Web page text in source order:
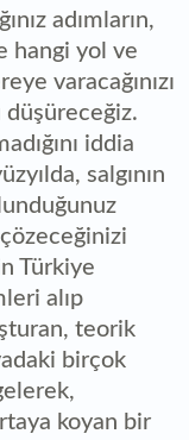
adımların,
hangi yol ve
varacağınızı
düşüreceğiz.
iddia
salgının
çözeceğinizi
Türkiye
alıp
teorik
birçok
koyan bir